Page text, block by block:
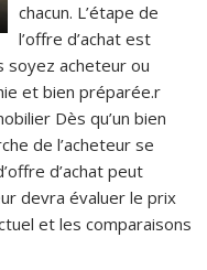
chacun. L’étape de
l’offre d’achat est
soyez acheteur ou
et bien préparée.r
Dès qu’un bien
de l’acheteur se
d’achat peut
devra évaluer le prix
et les comparaisons